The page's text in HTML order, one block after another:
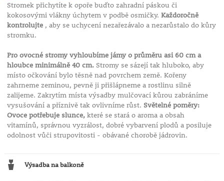
Stromek přichytíte k opoře buďto zahradní páskou či
kokosovými vlákny úchytem v podbě osmičky. Každoročně
kontrolujte, aby se uchycení nezařezávalo a nezarůstalo do kůry
stromku.
Pro ovocné stromy vyhloubíme jámy o průměru asi 60 cm a
hloubce minimálně 40 cm.Stromy se sázejí tak hluboko, aby
místo očkování bylo těsně nad povrchem země. Kořeny
zahrneme zeminou, pevně ji přišlápneme a rostlinu silně
zalijeme. Zakrytím místa výsadby mulčovací kůrou zabráníme
vysušování a příznivě tak ovlivníme růst. Světelné poměry:
Ovoce potřebuje slunce,které se stará o aroma a obsah
vitamínů, správnou vyzrálost, dobré vybarvení plodů a posiluje
odolnost vůči strupovitosti - obávané chorobě jádrovin.
Výsadba na balkoně